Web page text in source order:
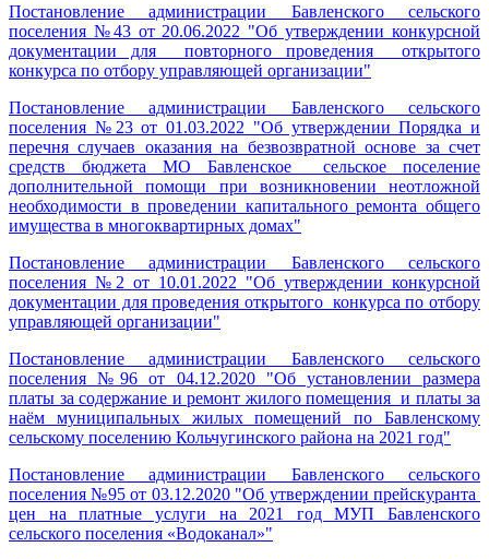
Постановление администрации Бавленского сельского
поселения №43 от 20.06.2022 "Об утверждении конкурсной
документации для повторного проведения открытого
конкурса по отбору управляющей организации"
Постановление администрации Бавленского сельского
поселения №23 от 01.03.2022 "Об утверждении Порядка и
перечня случаев оказания на безвозвратной основе за счет
средств бюджета МО Бавленское сельское поселение
дополнительной помощи при возникновении неотложной
необходимости в проведении капитального ремонта общего
имущества в многоквартирных домах"
Постановление администрации Бавленского сельского
поселения №2 от 10.01.2022 "Об утверждении конкурсной
документации для проведения открытого конкурса по отбору
управляющей организации"
Постановление администрации Бавленского сельского
поселения №96 от 04.12.2020 "Об установлении размера
платы за содержание и ремонт жилого помещения и платы за
наём муниципальных жилых помещений по Бавленскому
сельскому поселению Кольчугинского района на 2021 год"
Постановление администрации Бавленского сельского
поселения №95 от 03.12.2020 "Об утверждении прейскуранта
цен на платные услуги на 2021 год МУП Бавленского
сельского поселения «Водоканал»"